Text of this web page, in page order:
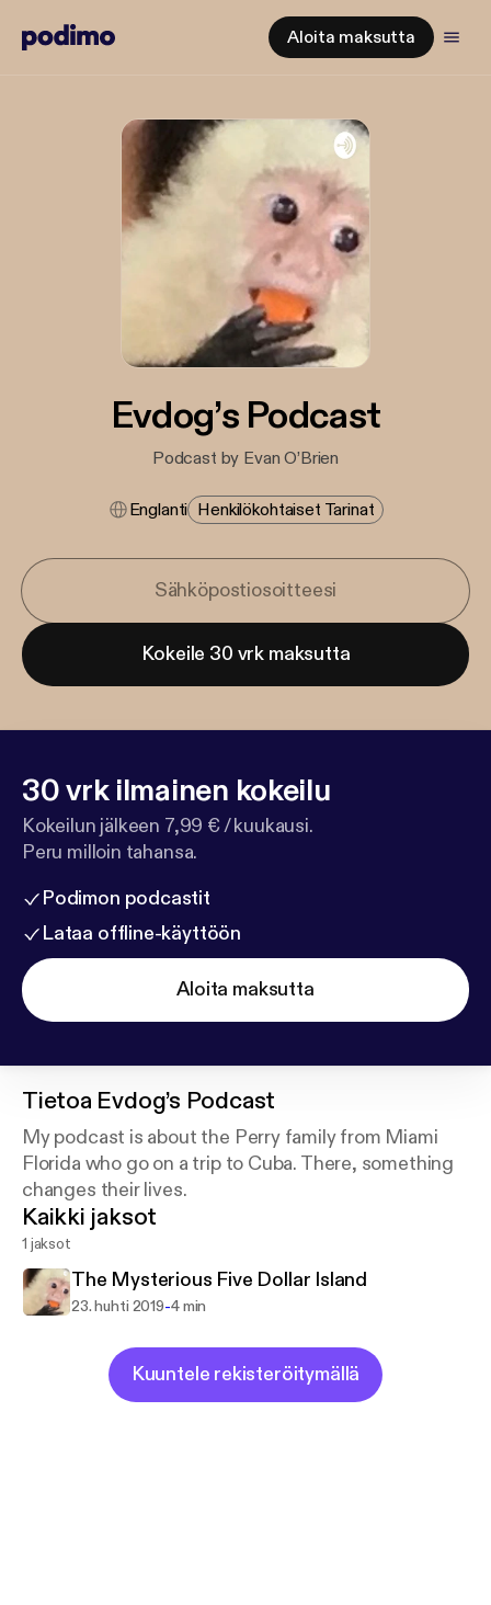
Aloita maksutta
Evdog’s Podcast
Podcast by Evan O’Brien
Englanti Henkilökohtaiset Tarinat
Kokeile 30 vrk maksutta
30 vrk ilmainen kokeilu
Kokeilun jälkeen 7,99 € / kuukausi.
Peru milloin tahansa.
Podimon podcastit
Lataa offline-käyttöön
Aloita maksutta
Tietoa Evdog’s Podcast
My podcast is about the Perry family from Miami
Florida who go on a trip to Cuba. There, something
changes their lives.
Kaikki jaksot
1 jaksot
The Mysterious Five Dollar Island
23. huhti 2019-4 min
Kuuntele rekisteröitymällä